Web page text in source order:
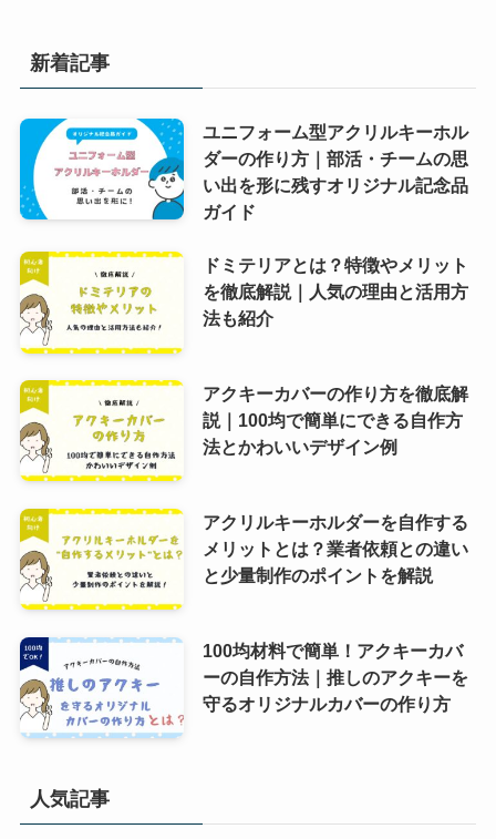
新着記事
ユニフォーム型アクリルキーホル
ダーの作り方｜部活・チームの思
い出を形に残すオリジナル記念品
ガイド
ドミテリアとは？特徴やメリット
を徹底解説｜人気の理由と活用方
法も紹介
アクキーカバーの作り方を徹底解
説｜100均で簡単にできる自作方
法とかわいいデザイン例
アクリルキーホルダーを自作する
メリットとは？業者依頼との違い
と少量制作のポイントを解説
100均材料で簡単！アクキーカバ
ーの自作方法｜推しのアクキーを
守るオリジナルカバーの作り方
人気記事